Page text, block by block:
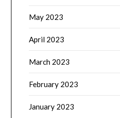
May 2023
April 2023
March 2023
February 2023
January 2023